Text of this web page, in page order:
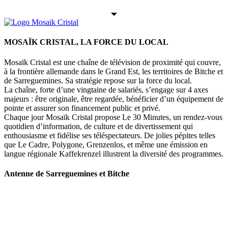
MOSAÏK CRISTAL, LA FORCE DU LOCAL
Mosaïk Cristal est une chaîne de télévision de proximité qui couvre,
à la frontière allemande dans le Grand Est, les territoires de Bitche et
de Sarreguemines. Sa stratégie repose sur la force du local.
La chaîne, forte d’une vingtaine de salariés, s’engage sur 4 axes
majeurs : être originale, être regardée, bénéficier d’un équipement de
pointe et assurer son financement public et privé.
Chaque jour Mosaïk Cristal propose Le 30 Minutes, un rendez-vous
quotidien d’information, de culture et de divertissement qui
enthousiasme et fidélise ses téléspectateurs. De jolies pépites telles
que Le Cadre, Polygone, Grenzenlos, et même une émission en
langue régionale Kaffekrenzel illustrent la diversité des programmes.
Antenne de Sarreguemines et Bitche